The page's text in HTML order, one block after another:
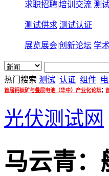
求职招聘|培训交流 测
测试供求 测试认证
展览展会|创新论坛 学
热门搜索 测试 认证 组件
首届钙钛矿与叠层电池（华中）产业化论坛;
光伏测试网
马云青：